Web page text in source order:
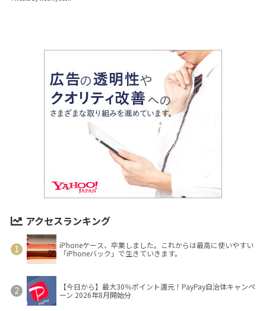
アクセスランキング
iPhoneケース、卒業しました。これからは最高に使いやすい
「iPhoneバック」で生きていきます。
【今日から】最大30％ポイント還元！PayPay自治体キャンペ
ーン 2026年8月開始分